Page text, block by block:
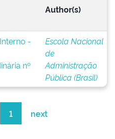
Author(s)
-
nº
Escola Nacional
de
Administração
Pública (Brasil)
1 next